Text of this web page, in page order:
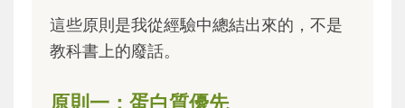
這些原則是我從經驗中總結出來的，不是
教科書上的廢話。
原則一：蛋白質優先